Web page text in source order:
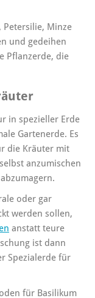
Petersilie, Minze
und gedeihen
Pflanzerde, die
r
in spezieller Erde
Gartenerde. Es
die Kräuter mit
anzumischen
oder gar
werden sollen,
anstatt teure
ist dann
Spezialerde für
für Basilikum